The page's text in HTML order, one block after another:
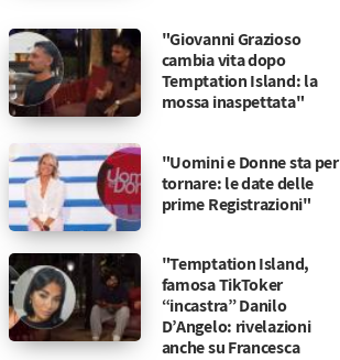
"Giovanni Grazioso
cambia vita dopo
Temptation Island: la
mossa inaspettata"
"Uomini e Donne sta per
tornare: le date delle
prime Registrazioni"
"Temptation Island,
famosa TikToker
“incastra” Danilo
D’Angelo: rivelazioni
anche su Francesca